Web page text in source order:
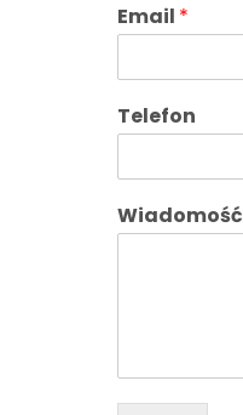
Email *
Telefon
Wiadomość